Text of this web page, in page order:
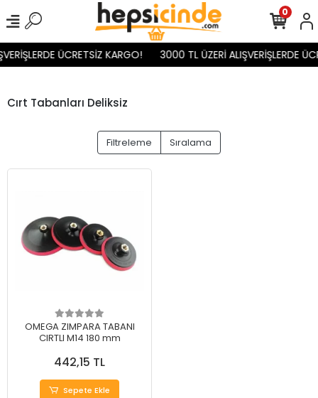
ÜCRETSİZ KARGO! 3000 TL ÜZERİ ALIŞVERİŞLERDE
0
Cırt Tabanları Deliksiz
Filtreleme Sıralama
OMEGA ZIMPARA TABANI
CIRTLI M14 180 mm
442,15 TL
Sepete Ekle